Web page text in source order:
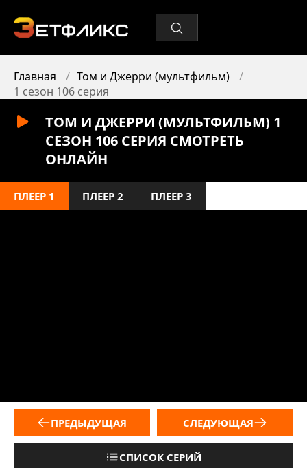
Главная
Том и Джерри (мультфильм)
1 сезон 106 серия
ТОМ И ДЖЕРРИ (МУЛЬТФИЛЬМ) 1
СЕЗОН 106 СЕРИЯ СМОТРЕТЬ
ОНЛАЙН
ПЛЕЕР 1 ПЛЕЕР 2 ПЛЕЕР 3
ПРЕДЫДУЩАЯ
СПИСОК СЕРИЙ
СЛЕДУЮЩАЯ